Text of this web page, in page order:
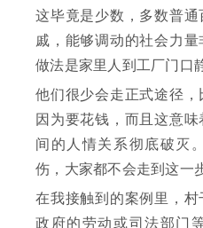
这毕竟是少数，多数普
戚，能够调动的社会力
做法是家里人到工厂门口
他们很少会走正式途径，
因为要花钱，而且这意
间的人情关系彻底破灭
伤，大家都不会走到这一
在我接触到的案例里，
政府的劳动或司法部门